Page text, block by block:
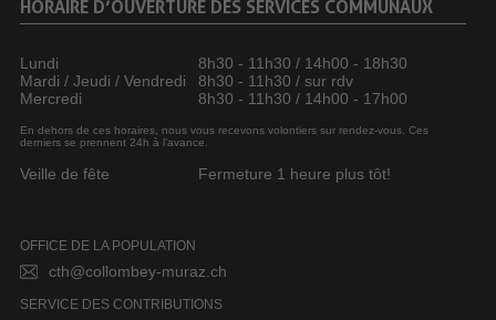
HORAIRE D’OUVERTURE DES SERVICES COMMUNAUX
Lundi
8h30 - 11h30 / 14h00 - 18h30
Mardi / Jeudi / Vendredi
8h30 - 11h30 / sur rdv
Mercredi
8h30 - 11h30 / 14h00 - 17h00
En dehors de ces horaires, nous vous recevons volontiers sur rendez-vous. Ces
derniers se prennent 24h à l’avance.
Veille de fête Fermeture 1 heure plus tôt!
OFFICE DE LA POPULATION
cth@collombey-muraz.ch
SERVICE DES CONTRIBUTIONS